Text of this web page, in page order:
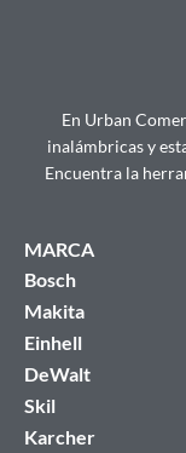
En Urban
inalámbricas y
Encuentra la
MARCA
Bosch
Makita
Einhell
DeWalt
Skil
Karcher